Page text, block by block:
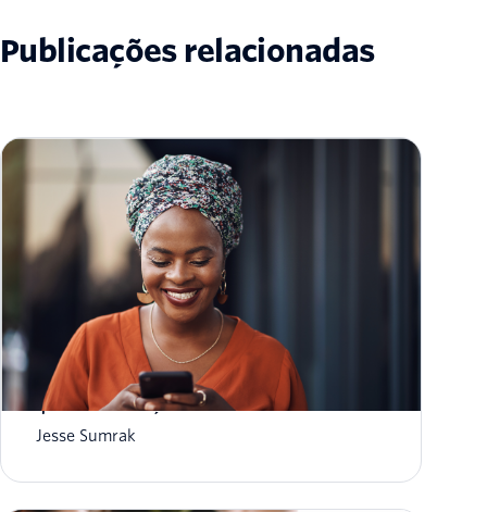
Publicações relacionadas
Notificações por push versus textos SMS:
qual é a diferença?
Jesse Sumrak